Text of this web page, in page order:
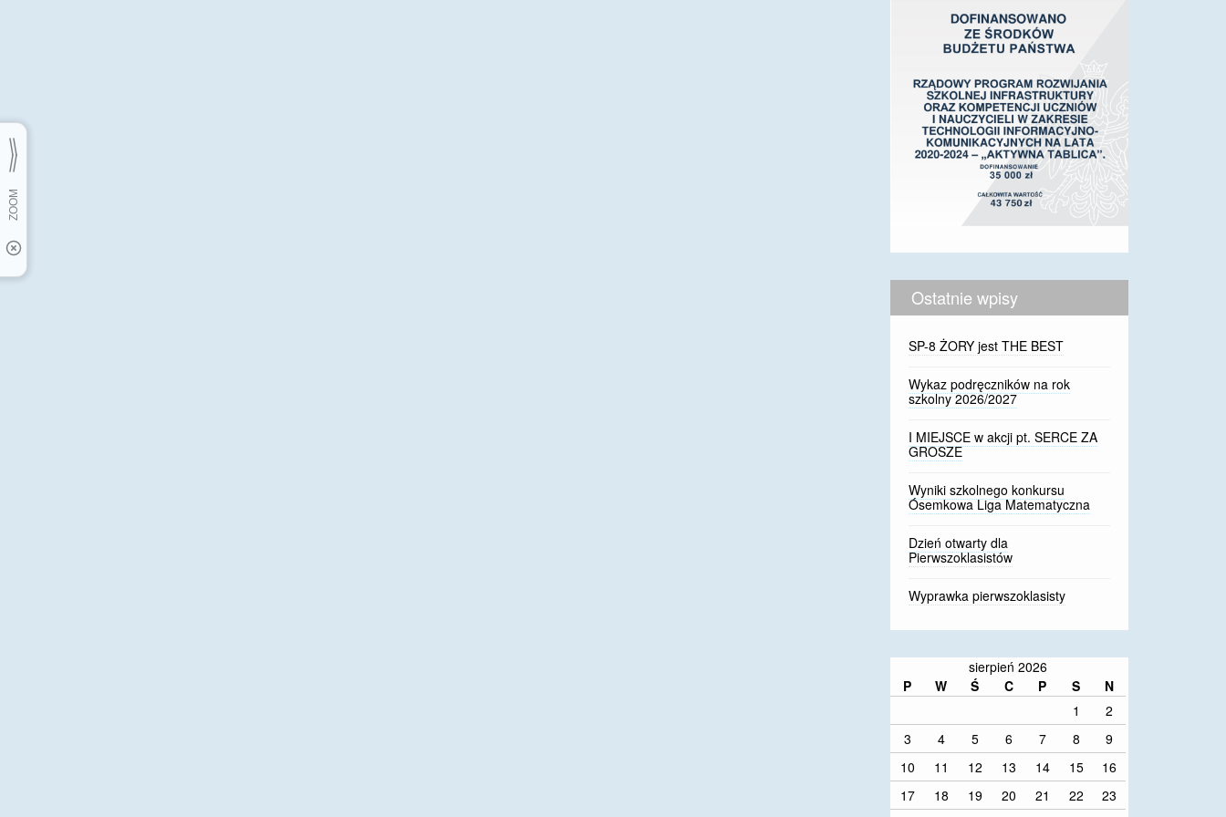
Ostatnie wpisy
SP-8 ŻORY jest THE BEST
Wykaz podręczników na rok
szkolny 2026/2027
I MIEJSCE w akcji pt. SERCE ZA
GROSZE
Wyniki szkolnego konkursu
Ósemkowa Liga Matematyczna
Dzień otwarty dla
Pierwszoklasistów
Wyprawka pierwszoklasisty
sierpień 2026
P
W Ś C P S
N
1
2
3
4 5 6 7 8
9
10
11 12 13 14 15
16
17
18 19 20 21 22
23